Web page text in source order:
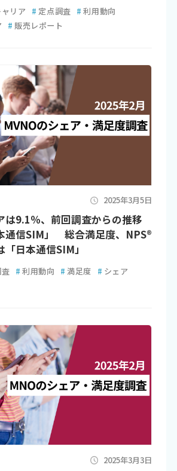
リア # 定点調査 # 利用動向
# 販売レポート
2025年3月5日
は9.1％、前回調査からの推移
通信SIM」 総合満足度、NPS®
日本通信SIM」
# 利用動向 # 満足度 # シェア
2025年3月3日